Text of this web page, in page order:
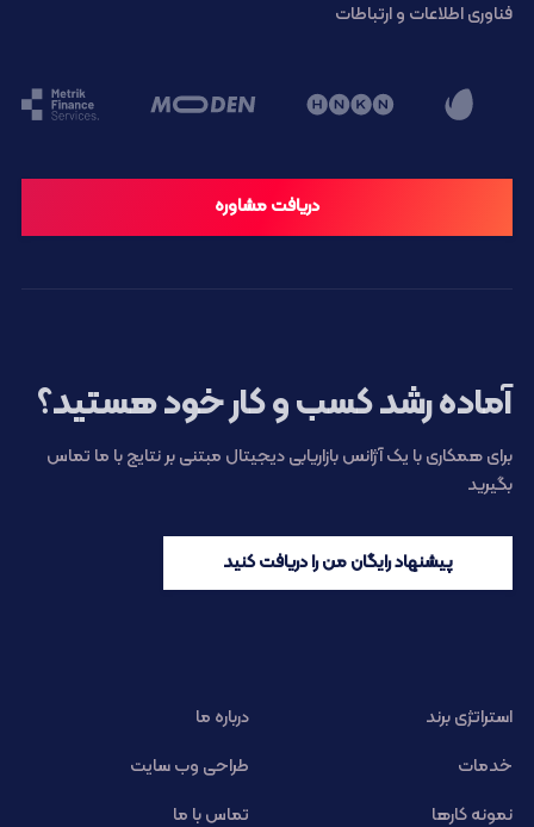
فناوری اطلاعات و ارتباطات
دریافت مشاوره
آماده رشد کسب و کار خود هستید؟
برای همکاری با یک آژانس بازاریابی دیجیتال مبتنی بر نتایج با ما تماس
بگیرید
پیشنهاد رایگان من را دریافت کنید
استراتژی برند
درباره ما
خدمات
طراحی وب سایت
نمونه کارها
تماس با ما